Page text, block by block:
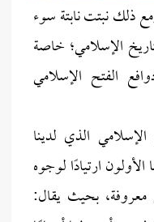
ذلك نبتت نابتة سوء
الإسلامي؛ خاصة
الفتح الإسلامي
الذي لدينا
ارتيادًا لوجوه
بحيث يقال: